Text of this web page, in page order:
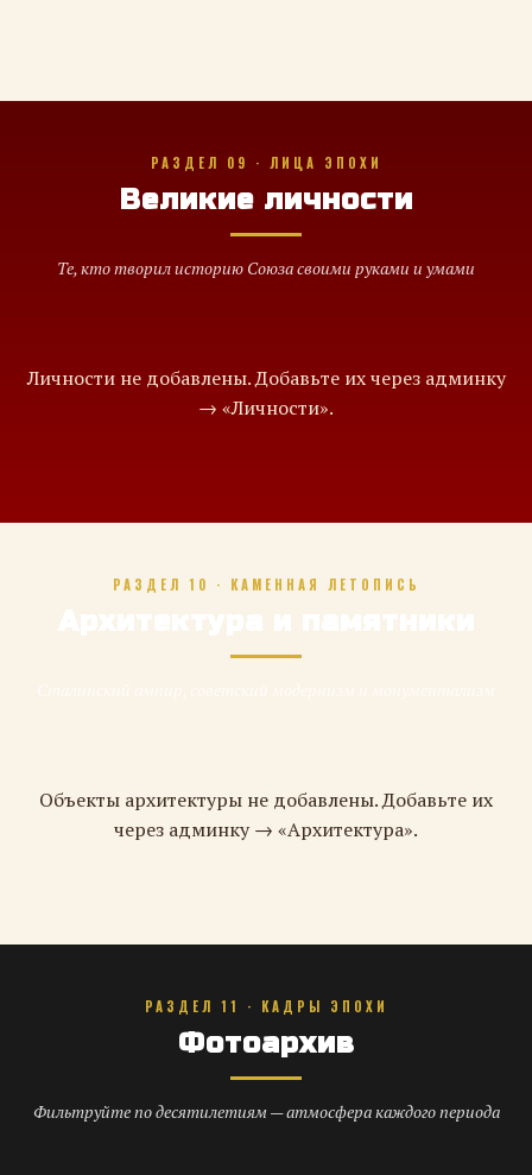
РАЗДЕЛ 09 · ЛИЦА ЭПОХИ
Великие личности
Те, кто творил историю Союза своими руками и умами
Личности не добавлены. Добавьте их через админку
→ «Личности».
РАЗДЕЛ 10 · КАМЕННАЯ ЛЕТОПИСЬ
Архитектура и памятники
Объекты архитектуры не добавлены. Добавьте их
через админку → «Архитектура».
РАЗДЕЛ 11 · КАДРЫ ЭПОХИ
Фотоархив
Фильтруйте по десятилетиям — атмосфера каждого периода